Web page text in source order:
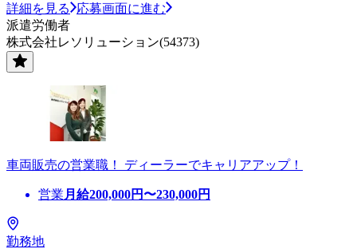
詳細を見る
応募画面に進む
派遣労働者
株式会社レソリューション(54373)
車両販売の営業職！ ディーラーでキャリアアップ！
営業 月給200,000円〜230,000円
勤務地